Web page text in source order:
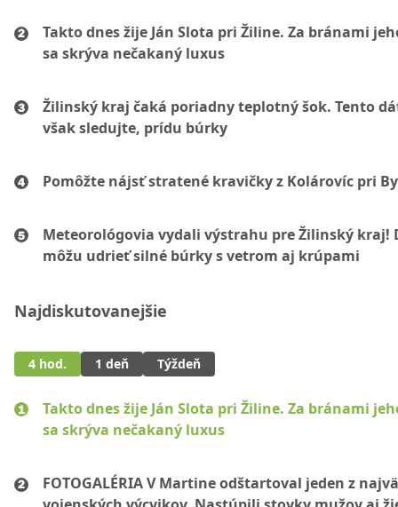
Takto dnes žije Ján Slota pri Žiline. Za bránami
sa skrýva nečakaný luxus
Žilinský kraj čaká poriadny teplotný šok. Tento
však sledujte, prídu búrky
Pomôžte nájsť stratené kravičky z Kolárovíc pri
Meteorológovia vydali výstrahu pre Žilinský kraj!
môžu udrieť silné búrky s vetrom aj krúpami
Najdiskutovanejšie
4 hod. 1 deň Týždeň
Takto dnes žije Ján Slota pri Žiline. Za bránami
sa skrýva nečakaný luxus
FOTOGALÉRIA V Martine odštartoval jeden z